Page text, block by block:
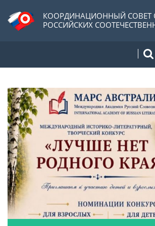
КООРДИНАЦИОННЫЙ СОВЕТ
РОССИЙСКИХ